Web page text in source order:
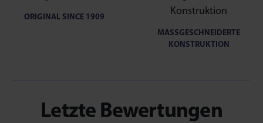
ORIGINAL SINCE 1909
MASSGESCHNEIDERTE K
ONSTRUKTION
Letzte Bewertungen